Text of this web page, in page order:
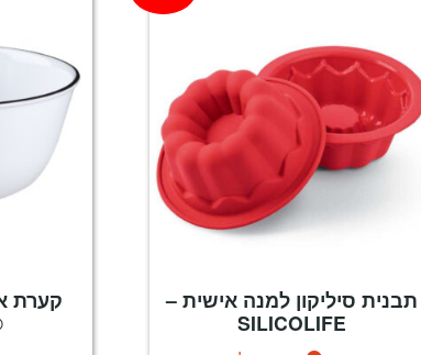
תבנית סיליקון למנה אישית –
SILICOLIFE
קערת